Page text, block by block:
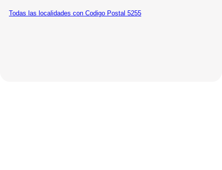
Todas las localidades con Codigo Postal 5255